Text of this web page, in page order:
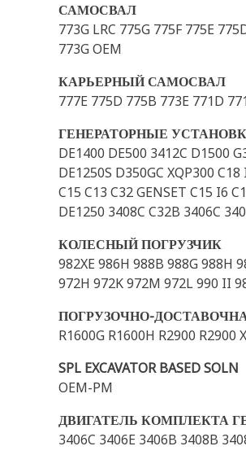
САМОСВАЛ
773G LRC 775G 775F 775E
773G OEM
КАРЬЕРНЫЙ САМОСВАЛ
777E 775D 775B 773E 771D
ГЕНЕРАТОРНЫЕ
DE1400 DE500 3412C D1500
DE1250S D350GC XQP300
C15 C13 C32 GENSET C15 I6
DE1250 3408C C32B 3406C
КОЛЕСНЫЙ ПОГРУЗЧИК
982XE 986H 988B 988G 988H
972H 972K 972M 972L 990 II
ПОГРУЗОЧНО-
R1600G R1600H R2900 R2900
SPL EXCAVATOR BASED SOLN
OEM-PM
ДВИГАТЕЛЬ КОМПЛЕКТА
3406C 3406E 3406B 3408B